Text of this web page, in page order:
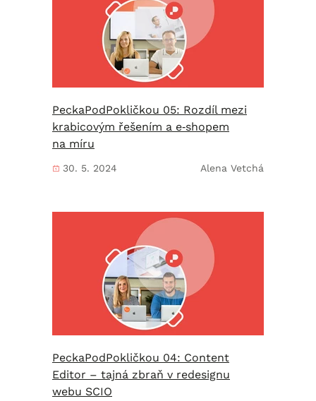
PeckaPodPokličkou 05: Rozdíl mezi
krabicovým řešením a e‑shopem
na míru
30. 5. 2024 Alena Vetchá
PeckaPodPokličkou 04: Content
Editor – tajná zbraň v redesignu
webu SCIO